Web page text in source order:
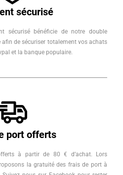
sécurisé
sécurisé bénéficie de notre double
de sécuriser totalement vos achats
et la banque populaire.
port offerts
à partir de 80 € d’achat. Lors
la gratuité des frais de port à